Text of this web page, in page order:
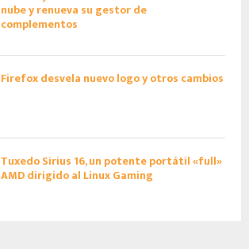
nube y renueva su gestor de
complementos
Firefox desvela nuevo logo y otros cambios
Tuxedo Sirius 16, un potente portátil «full»
AMD dirigido al Linux Gaming